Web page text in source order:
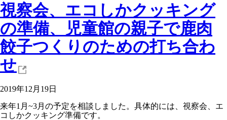
視察会、エコしかクッキング
の準備、児童館の親子で鹿肉
餃子つくりのための打ち合わ
せ
2019年12月19日
来年1月~3月の予定を相談しました。具体的には、視察会、エ
コしかクッキング準備です。